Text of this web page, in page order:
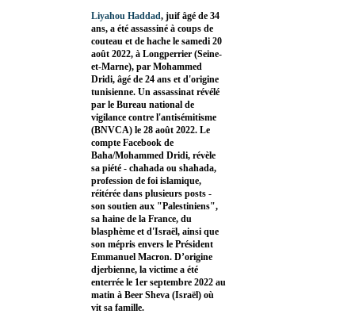
Liyahou Haddad, juif âgé de 34
ans, a été assassiné à coups de
couteau et de hache le samedi 20
août 2022, à Longperrier (Seine-
et-Marne), par Mohammed
Dridi, âgé de 24 ans et d'origine
tunisienne. Un assassinat révélé
par le Bureau national de
vigilance contre l'antisémitisme
(BNVCA) le 28 août 2022. Le
compte Facebook de
Baha/Mohammed Dridi, révèle
sa piété - chahada ou shahada,
profession de foi islamique,
réitérée dans plusieurs posts -
son soutien aux "Palestiniens",
sa haine de la France, du
blasphème et d'Israël, ainsi que
son mépris envers le Président
Emmanuel Macron. D’origine
djerbienne, la victime a été
enterrée le 1er septembre 2022 au
matin à Beer Sheva (Israël) où
vit sa famille.